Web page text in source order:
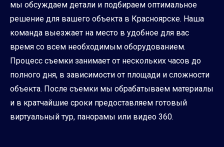
мы обсуждаем детали и подбираем оптимальное
решение для вашего объекта в Красноярске. Наша
команда выезжает на место в удобное для вас
время со всем необходимым оборудованием.
Процесс съемки занимает от нескольких часов до
полного дня, в зависимости от площади и сложности
объекта. После съемки мы обрабатываем материалы
и в кратчайшие сроки предоставляем готовый
виртуальный тур, панорамы или видео 360.